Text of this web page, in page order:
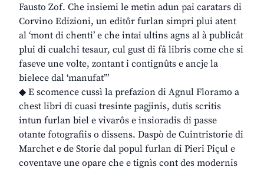
Fausto Zof. Che insiemi le metin adun pai caratars di
Corvino Edizioni, un editôr furlan simpri plui atent
al ‘mont di chenti’ e che intai ultins agns al à publicât
plui di cualchi tesaur, cul gust di fâ libris come che si
faseve une volte, zontant i contignûts e ancje la
bielece dal ‘manufat’”
◆ E scomence cussì la prefazion di Agnul Floramo a
chest libri di cuasi tresinte pagjinis, dutis scritis
intun furlan biel e vivarôs e insioradis di passe
otante fotografiis o dissens. Daspò de Cuintristorie di
Marchet e de Storie dal popul furlan di Pieri Piçul e
coventave une opare che e tignìs cont des modernis